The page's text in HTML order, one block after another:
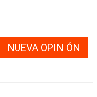
NUEVA OPINIÓN